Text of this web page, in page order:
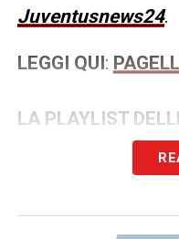
Juventusnews24.
LEGGI QUI:
LA PLAYLIST